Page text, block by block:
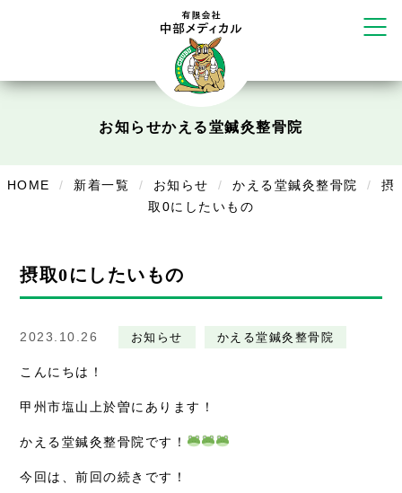
ボディコンフォート Cure
在宅訪問
美容
採用情報
お知らせかえる堂鍼灸整骨院
HOME 新着一覧 お知らせ かえる堂鍼灸整骨院
摂
取0にしたいもの
摂取0にしたいもの
2023.10.26 お知らせ かえる堂鍼灸整骨院
こんにちは！
甲州市塩山上於曽にあります！
かえる堂鍼灸整骨院です！
今回は、前回の続きです！